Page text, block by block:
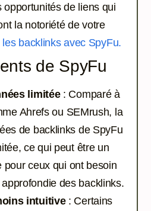
opportunités de liens qui
la notoriété de votre
les backlinks avec SpyFu.
de SpyFu
limitée: Comparé à
Ahrefs ou SEMrush, la
de backlinks de SpyFu
ce qui peut être un
pour ceux qui ont besoin
approfondie des backlinks.
intuitive: Certains